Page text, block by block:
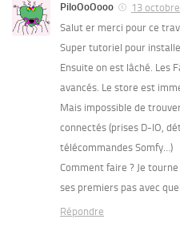
PiloOoOooo
13
Salut er merci pour ce
Super tutoriel pour
Ensuite on est lâché. Les
avancés. Le store est
Mais impossible de
connectés (prises D-IO,
télécommandes Somfy…)
Comment faire ? Je
ses premiers pas avec
Répondre